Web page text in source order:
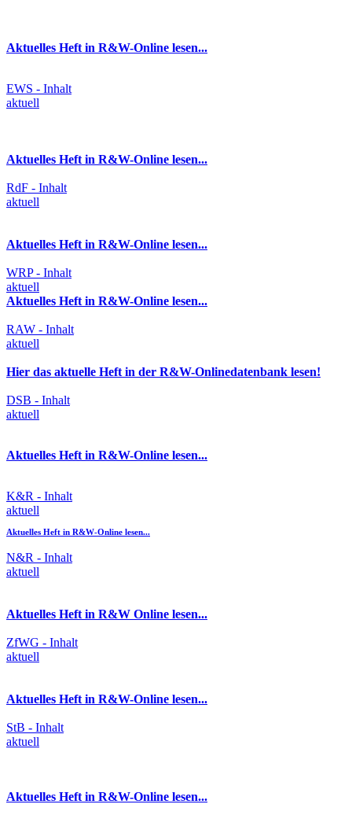
Aktuelles Heft in R&W-Online lesen...
EWS - Inhalt
aktuell
Aktuelles Heft in R&W-Online lesen...
RdF - Inhalt
aktuell
Aktuelles Heft in R&W-Online lesen...
WRP - Inhalt
aktuell
Aktuelles Heft in R&W-Online lesen...
RAW - Inhalt
aktuell
Hier das aktuelle Heft in der R&W-Onlinedatenbank lesen!
DSB - Inhalt
aktuell
Aktuelles Heft in R&W-Online lesen...
K&R - Inhalt
aktuell
Aktuelles Heft in R&W-Online lesen...
N&R - Inhalt
aktuell
Aktuelles Heft in R&W Online lesen...
ZfWG - Inhalt
aktuell
Aktuelles Heft in R&W-Online lesen...
StB - Inhalt
aktuell
Aktuelles Heft in R&W-Online lesen...